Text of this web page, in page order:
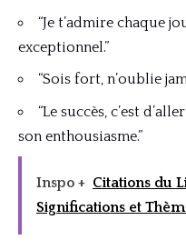
“Je t’admire chaque
exceptionnel.”
“Sois fort, n’oublie
“Le succès, c’est
son enthousiasme.”
Inspo + Citations du
Significations et